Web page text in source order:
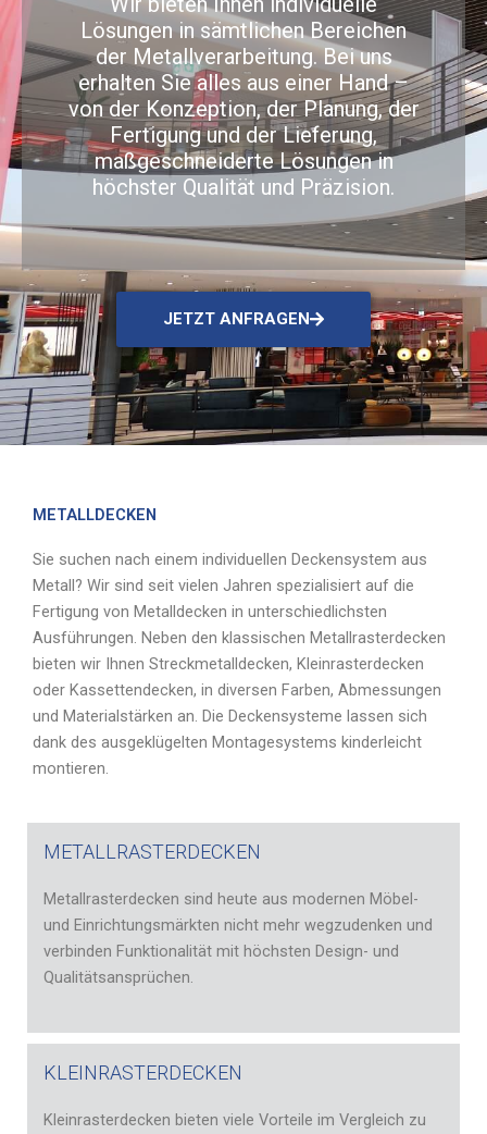
Lösungen in sämtlichen Bereichen
der Metallverarbeitung. Bei uns
erhalten Sie alles aus einer Hand –
von der Konzeption, der Planung, der
Fertigung und der Lieferung,
maßgeschneiderte Lösungen in
höchster Qualität und Präzision.
JETZT ANFRAGEN
METALLDECKEN
Sie suchen nach einem individuellen Deckensystem aus
Metall? Wir sind seit vielen Jahren spezialisiert auf die
Fertigung von Metalldecken in unterschiedlichsten
Ausführungen. Neben den klassischen Metallrasterdecken
bieten wir Ihnen Streckmetalldecken, Kleinrasterdecken
oder Kassettendecken, in diversen Farben, Abmessungen
und Materialstärken an. Die Deckensysteme lassen sich
dank des ausgeklügelten Montagesystems kinderleicht
montieren.
METALLRASTERDECKEN
Metallrasterdecken sind heute aus modernen Möbel-
und Einrichtungsmärkten nicht mehr wegzudenken und
verbinden Funktionalität mit höchsten Design- und
Qualitätsansprüchen.
KLEINRASTERDECKEN
Kleinrasterdecken bieten viele Vorteile im Vergleich zu